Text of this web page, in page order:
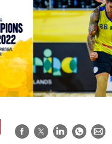
Facebook
TwitterLinkedInWhatsApp
E-